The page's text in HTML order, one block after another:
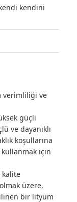
kendini
verimliliği ve
güçli
ve dayanıklı
koşullarına
için
kalite
üzere,
bir lityum